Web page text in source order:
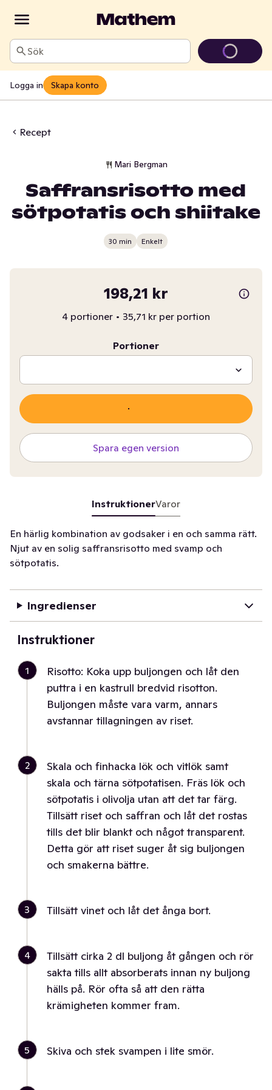
Sök
Logga in Skapa konto
Recept
Mari Bergman
Saffransrisotto med
sötpotatis och shiitake
30 min Enkelt
198,21 kr
4 portioner • 35,71 kr per portion
Portioner
Spara egen version
InstruktionerVaror
En härlig kombination av godsaker i en och samma rätt.
Njut av en solig saffransrisotto med svamp och
sötpotatis.
Ingredienser
Instruktioner
1
Risotto: Koka upp buljongen och låt den
puttra i en kastrull bredvid risotton.
Buljongen måste vara varm, annars
avstannar tillagningen av riset.
2
Skala och finhacka lök och vitlök samt
skala och tärna sötpotatisen. Fräs lök och
sötpotatis i olivolja utan att det tar färg.
Tillsätt riset och saffran och låt det rostas
tills det blir blankt och något transparent.
Detta gör att riset suger åt sig buljongen
och smakerna bättre.
3 Tillsätt vinet och låt det ånga bort.
4
Tillsätt cirka 2 dl buljong åt gången och rör
sakta tills allt absorberats innan ny buljong
hälls på. Rör ofta så att den rätta
krämigheten kommer fram.
5 Skiva och stek svampen i lite smör.